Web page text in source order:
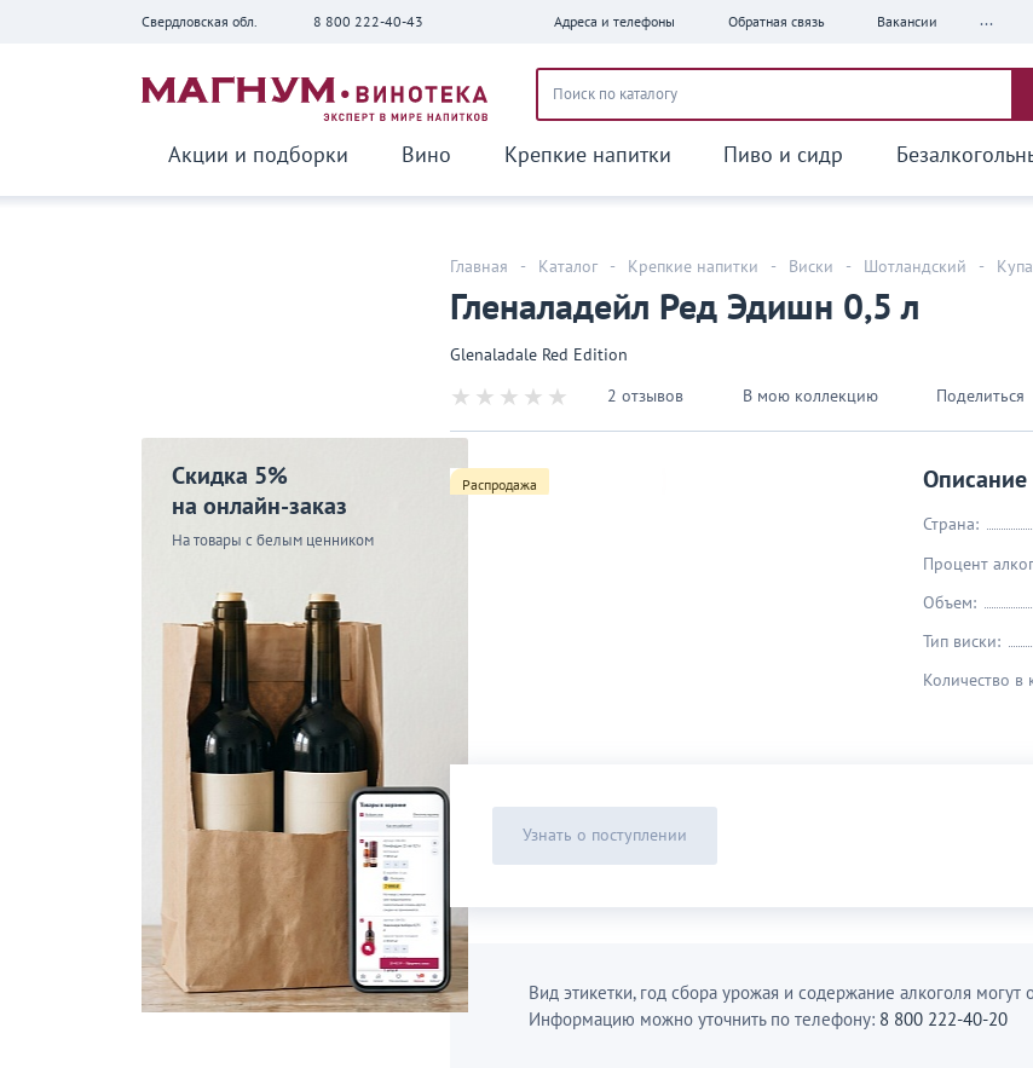
Свердловская обл. 8 800 222-40-43 Адреса и телефоны Обратная связь Вакансии ...
Акции и подборки Вино Крепкие напитки Пиво и сидр
Скидка 5%
на онлайн-заказ
На товары с белым ценником
Главная - Каталог - Крепкие напитки - Виски - Шотландский -
Гленаладейл Ред Эдишн 0,5 л
Glenaladale Red Edition
2 отзывов
В мою коллекцию Поделиться
Распродажа Описание
Страна:
Процент
Объем:
Тип виски:
Количество в
Узнать о поступлении
Вид этикетки, год сбора урожая и содержание алкоголя могут
Информацию можно уточнить по телефону: 8 800 222-40-20